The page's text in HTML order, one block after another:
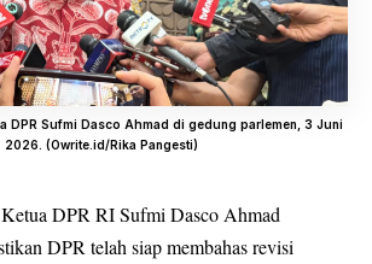
DPR Sufmi Dasco Ahmad di gedung parlemen, 3 Juni
2026. (Owrite.id/Rika Pangesti)
DPR RISufmi Dasco Ahmad
DPR telah siap membahas revisi